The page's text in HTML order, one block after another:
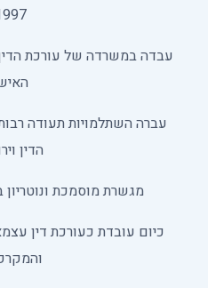
עבדה במשרדה של עורכת
עברה השתלמויות תעודה
הדין
מגשרת מוסמכת
כיום עובדת כעורכת דין